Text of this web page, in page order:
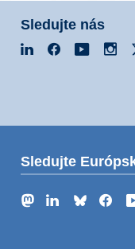
Sledujte nás
LinkedInFacebook
Sledujte
MastodonLinkedInBluesky